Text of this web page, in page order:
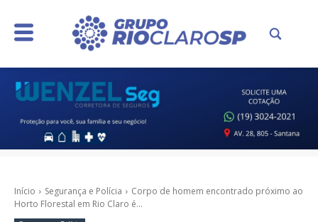
Início Segurança e Polícia
Corpo de homem encontrado próximo ao
Horto Florestal em Rio Claro é...